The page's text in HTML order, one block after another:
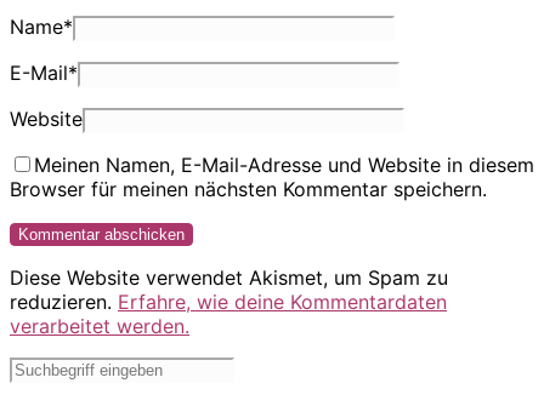
Name*
E-Mail*
Website
Meinen Namen, E-Mail-Adresse und Website in diesem
Browser für meinen nächsten Kommentar speichern.
Diese Website verwendet Akismet, um Spam zu
reduzieren. Erfahre, wie deine Kommentardaten
verarbeitet werden.